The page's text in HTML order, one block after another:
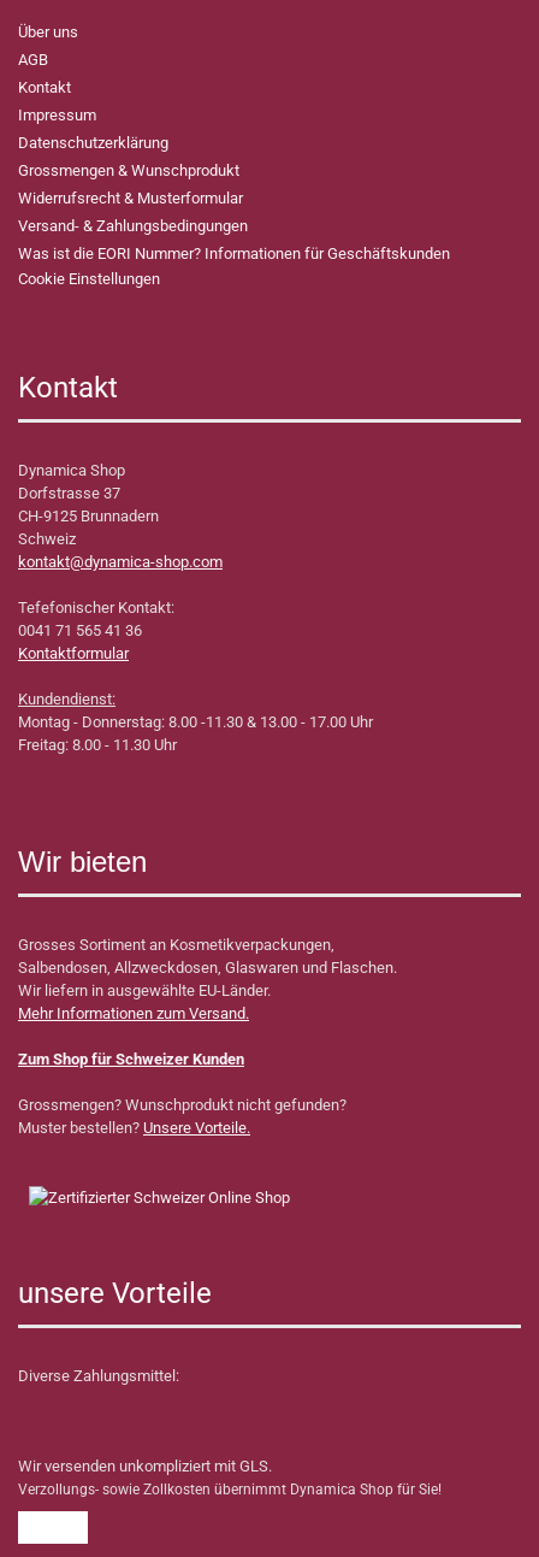
Über uns
AGB
Kontakt
Impressum
Datenschutzerklärung
Grossmengen & Wunschprodukt
Widerrufsrecht & Musterformular
Versand- & Zahlungsbedingungen
Was ist die EORI Nummer? Informationen für Geschäftskunden
Cookie Einstellungen
Kontakt
Dynamica Shop
Dorfstrasse 37
CH-9125 Brunnadern
Schweiz
kontakt@dynamica-shop.com
Tefefonischer Kontakt:
0041 71 565 41 36
Kontaktformular
Kundendienst:
Montag - Donnerstag: 8.00 -11.30 & 13.00 - 17.00 Uhr
Freitag: 8.00 - 11.30 Uhr
Wir bieten
Grosses Sortiment an Kosmetikverpackungen,
Salbendosen, Allzweckdosen, Glaswaren und Flaschen.
Wir liefern in ausgewählte EU-Länder.
Mehr Informationen zum Versand.
Zum Shop für Schweizer Kunden
Grossmengen? Wunschprodukt nicht gefunden?
Muster bestellen? Unsere Vorteile.
unsere Vorteile
Diverse Zahlungsmittel:
Wir versenden unkompliziert mit GLS.
Verzollungs- sowie Zollkosten übernimmt Dynamica Shop für Sie!